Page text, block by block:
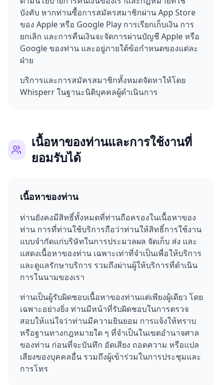
บังคับ หากท่านซื้อการสมัครสมาชิกผ่าน App Store
ของ Apple หรือ Google Play การเรียกเก็บเงิน การ
ยกเลิก และการคืนเงินจะจัดการผ่านบัญชี Apple หรือ
Google ของท่าน และอยู่ภายใต้ข้อกำหนดของแต่ละ
ฝ่าย
บริการและการสมัครสมาชิกทั้งหมดจัดหาให้โดย
Whisperr ในฐานะนิติบุคคลผู้ดำเนินการ
เนื้อหาของท่านและการใช้งานที่
ยอมรับได้
เนื้อหาของท่าน
ท่านยังคงมีสิทธิ์ทั้งหมดที่ท่านถือครองในเนื้อหาของ
ท่าน การที่ท่านใช้บริการถือว่าท่านให้สิทธิ์การใช้งาน
แบบจำกัดแก่บริษัทในการประมวลผล จัดเก็บ ส่ง และ
แสดงเนื้อหาของท่าน เฉพาะเท่าที่จำเป็นเพื่อให้บริการ
และดูแลรักษาบริการ รวมถึงผ่านผู้ให้บริการที่ดำเนิน
การในนามของเรา
ท่านเป็นผู้รับผิดชอบเนื้อหาของท่านแต่เพียงผู้เดียว โดย
เฉพาะอย่างยิ่ง ท่านมีหน้าที่รับผิดชอบในการตรวจ
สอบให้แน่ใจว่าท่านมีความยินยอม การแจ้งให้ทราบ
หรือฐานทางกฎหมายใด ๆ ที่จำเป็นในเขตอำนาจศาล
ของท่าน ก่อนที่จะบันทึก อัดเสียง ถอดความ หรือแปล
เสียงของบุคคลอื่น รวมถึงผู้เข้าร่วมในการประชุมและ
การโทร